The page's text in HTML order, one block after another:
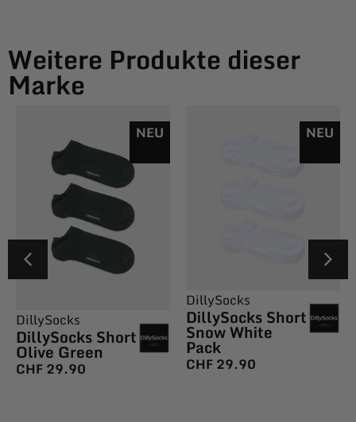
Weitere Produkte dieser
Marke
NEU
DillySocks
DillySocks Short
Olive Green
CHF29.90
NEU
DillySocks
DillySocks Short
Snow White
Pack
CHF29.90